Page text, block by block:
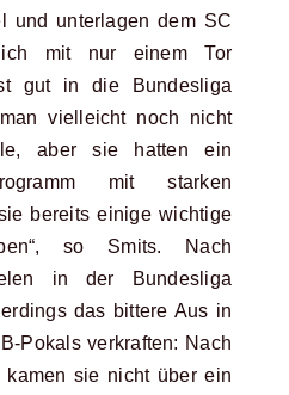
und unterlagen dem SC
mit nur einem Tor
gut in die Bundesliga
vielleicht noch nicht
aber sie hatten ein
mit starken
bereits einige wichtige
so Smits. Nach
in der Bundesliga
das bittere Aus in
Pokals verkraften: Nach
kamen sie nicht über ein